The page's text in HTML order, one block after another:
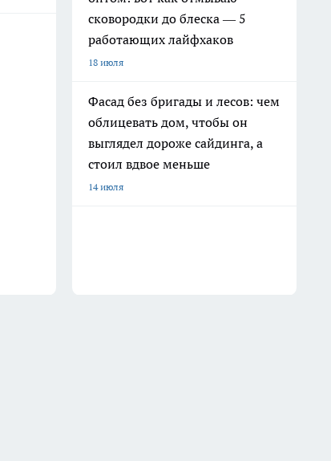
сковородки до блеска — 5
работающих лайфхаков
18 июля
Фасад без бригады и лесов: чем
облицевать дом, чтобы он
выглядел дороже сайдинга, а
стоил вдвое меньше
14 июля